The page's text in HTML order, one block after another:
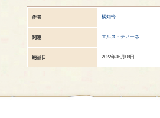
作者 橘知怜
関連 エルス・ティーネ
納品日 2022年06月08日